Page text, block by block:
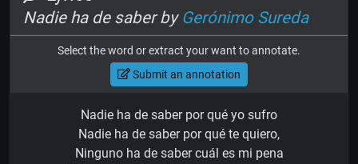
Nadie ha de saber by Gerónimo Sureda
Select the word or extract your want to annotate.
Submit an annotation
Nadie ha de saber por qué yo sufro
Nadie ha de saber por qué te quiero,
Ninguno ha de saber cuál es mi pena